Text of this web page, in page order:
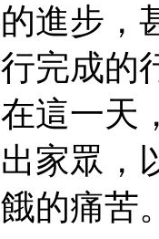
進步，
完成的
這一
家眾，
的痛苦